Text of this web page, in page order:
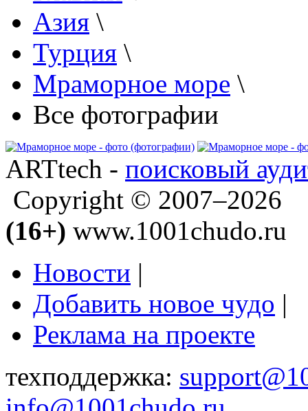
Азия \
Турция \
Мраморное море \
Все фотографии
ARTtech - поисковый
Copyright © 2007–2026
(16+) www.1001chudo.ru
Новости |
Добавить новое чудо |
Реклама на проекте
техподдержка: